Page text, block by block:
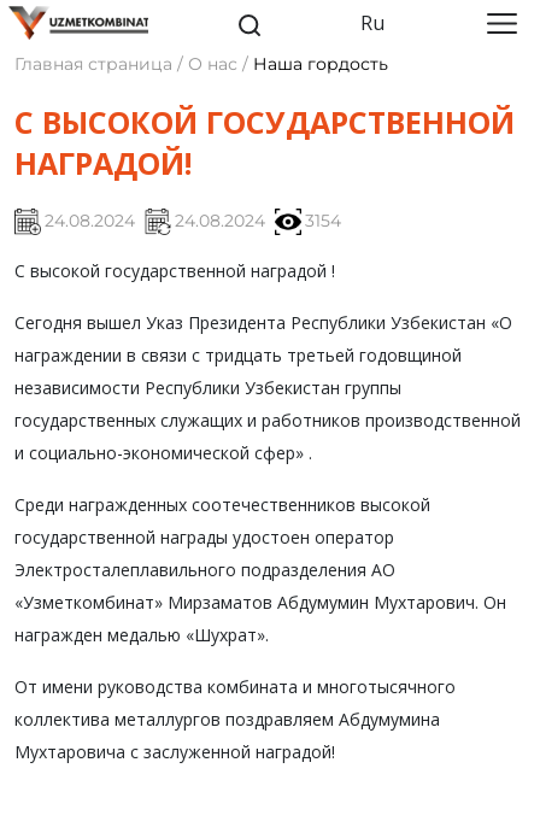
Ru
Главная страница / О нас / Наша гордость
С ВЫСОКОЙ ГОСУДАРСТВЕННОЙ
НАГРАДОЙ!
24.08.2024 24.08.2024 3154
С высокой государственной наградой !
Сегодня вышел Указ Президента Республики Узбекистан «О
награждении в связи с тридцать третьей годовщиной
независимости Республики Узбекистан группы
государственных служащих и работников производственной
и социально-экономической сфер» .
Среди награжденных соотечественников высокой
государственной награды удостоен оператор
Электросталеплавильного подразделения АО
«Узметкомбинат» Мирзаматов Абдумумин Мухтарович. Он
награжден медалью «Шухрат».
От имени руководства комбината и многотысячного
коллектива металлургов поздравляем Абдумумина
Мухтаровича с заслуженной наградой!